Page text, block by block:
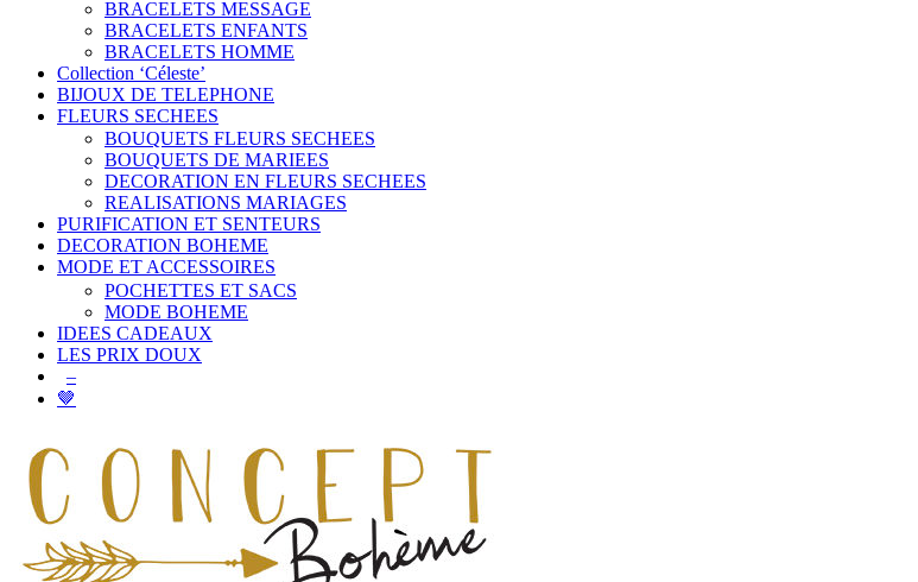
BRACELETS MESSAGE
BRACELETS ENFANTS
BRACELETS HOMME
Collection ‘Céleste’
BIJOUX DE TELEPHONE
FLEURS SECHEES
BOUQUETS FLEURS SECHEES
BOUQUETS DE MARIEES
DECORATION EN FLEURS SECHEES
REALISATIONS MARIAGES
PURIFICATION ET SENTEURS
DECORATION BOHEME
MODE ET ACCESSOIRES
POCHETTES ET SACS
MODE BOHEME
IDEES CADEAUX
LES PRIX DOUX
–
🤎